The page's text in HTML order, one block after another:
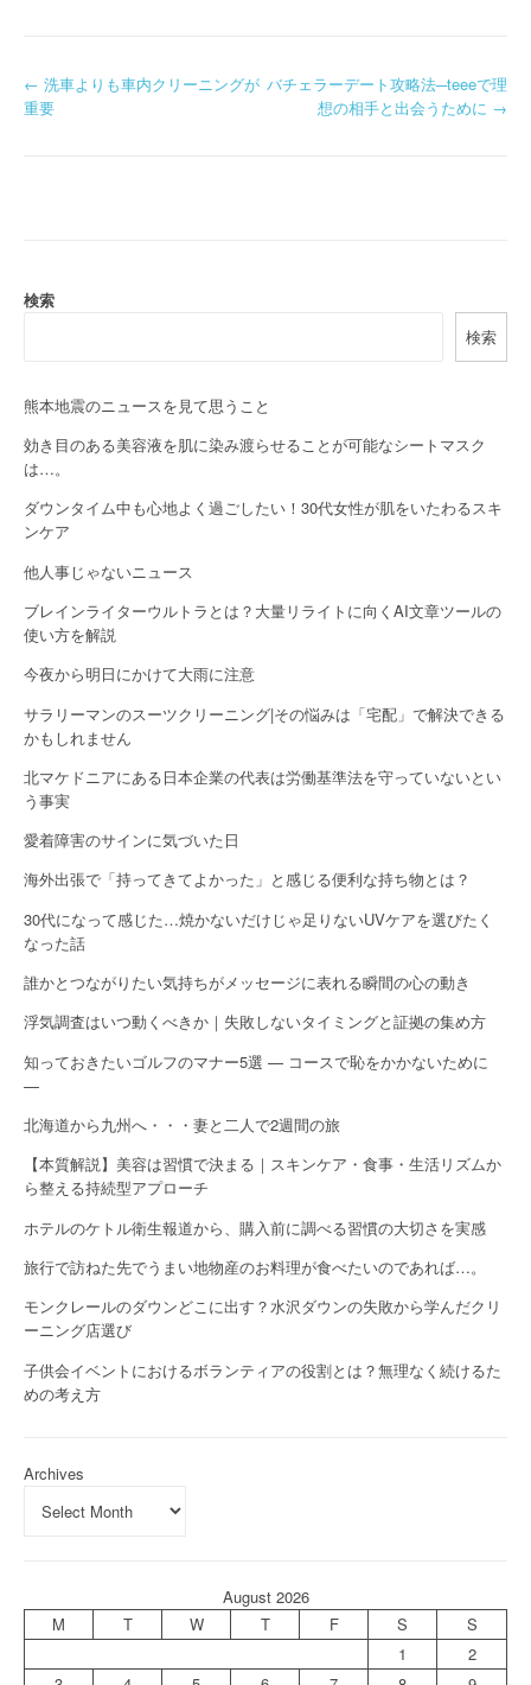
P
a
i
g
a
t
i
o
n
← 洗車よりも車内クリーニングが
重要
バチェラーデート攻略法─teeeで理
想の相手と出会うために →
検索
検索
熊本地震のニュースを見て思うこと
効き目のある美容液を肌に染み渡らせることが可能なシートマスク
は…。
ダウンタイム中も心地よく過ごしたい！30代女性が肌をいたわるスキ
ンケア
他人事じゃないニュース
ブレインライターウルトラとは？大量リライトに向くAI文章ツールの
使い方を解説
今夜から明日にかけて大雨に注意
サラリーマンのスーツクリーニング|その悩みは「宅配」で解決できる
かもしれません
北マケドニアにある日本企業の代表は労働基準法を守っていないとい
う事実
愛着障害のサインに気づいた日
海外出張で「持ってきてよかった」と感じる便利な持ち物とは？
30代になって感じた…焼かないだけじゃ足りないUVケアを選びたく
なった話
誰かとつながりたい気持ちがメッセージに表れる瞬間の心の動き
浮気調査はいつ動くべきか｜失敗しないタイミングと証拠の集め方
知っておきたいゴルフのマナー5選 — コースで恥をかかないために
—
北海道から九州へ・・・妻と二人で2週間の旅
【本質解説】美容は習慣で決まる｜スキンケア・食事・生活リズムか
ら整える持続型アプローチ
ホテルのケトル衛生報道から、購入前に調べる習慣の大切さを実感
旅行で訪ねた先でうまい地物産のお料理が食べたいのであれば…。
モンクレールのダウンどこに出す？水沢ダウンの失敗から学んだクリ
ーニング店選び
子供会イベントにおけるボランティアの役割とは？無理なく続けるた
めの考え方
Archives
August 2026
M
T W T F S
S
1
2